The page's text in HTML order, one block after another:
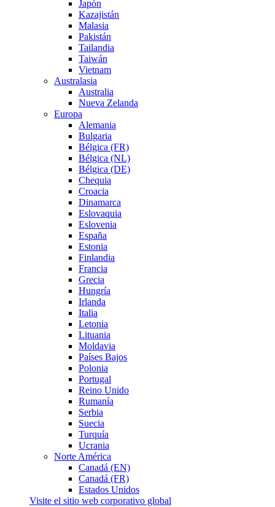
Japón
Kazajistán
Malasia
Pakistán
Tailandia
Taiwán
Vietnam
Australasia
Australia
Nueva Zelanda
Europa
Alemania
Bulgaria
Bélgica (FR)
Bélgica (NL)
Bélgica (DE)
Chequia
Croacia
Dinamarca
Eslovaquia
Eslovenia
España
Estonia
Finlandia
Francia
Grecia
Hungría
Irlanda
Italia
Letonia
Lituania
Moldavia
Países Bajos
Polonia
Portugal
Reino Unido
Rumanía
Serbia
Suecia
Turquía
Ucrania
Norte América
Canadá (EN)
Canadá (FR)
Estados Unidos
Visite el sitio web corporativo global